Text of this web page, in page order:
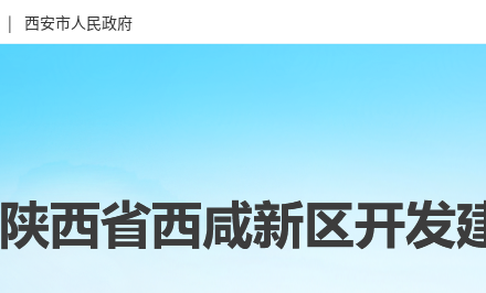
| 西安市人民政府